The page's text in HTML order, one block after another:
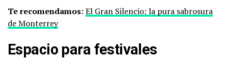
Te recomendamos:El Gran Silencio: la pura sabrosura
de Monterrey
Espacio para festivales